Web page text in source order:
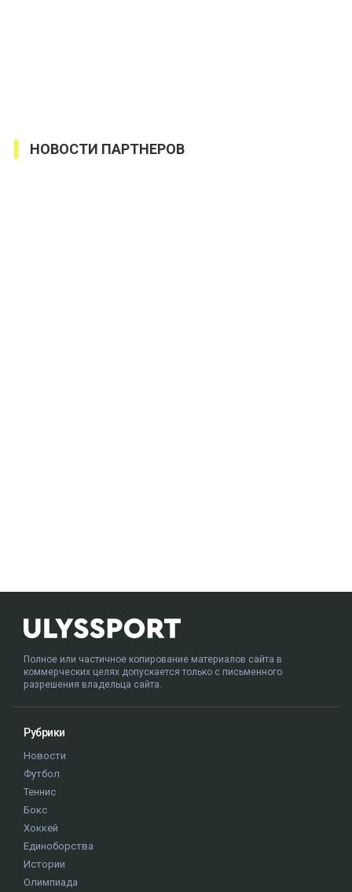
НОВОСТИ ПАРТНЕРОВ
Полное или частичное копирование материалов сайта в
коммерческих целях допускается только с письменного
разрешения владельца сайта.
Рубрики
Новости
Футбол
Теннис
Бокс
Хоккей
Единоборства
Истории
Олимпиада